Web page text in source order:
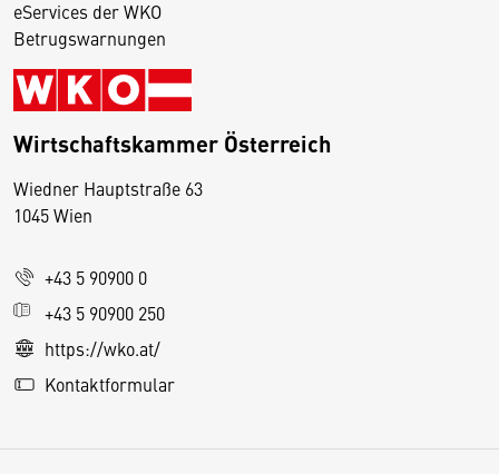
eServices der WKO
Betrugswarnungen
Wirtschaftskammer Österreich
Wiedner Hauptstraße 63
1045 Wien
+43 5 90900 0
+43 5 90900 250
https://wko.at/
Kontaktformular
D
s
e
S
e